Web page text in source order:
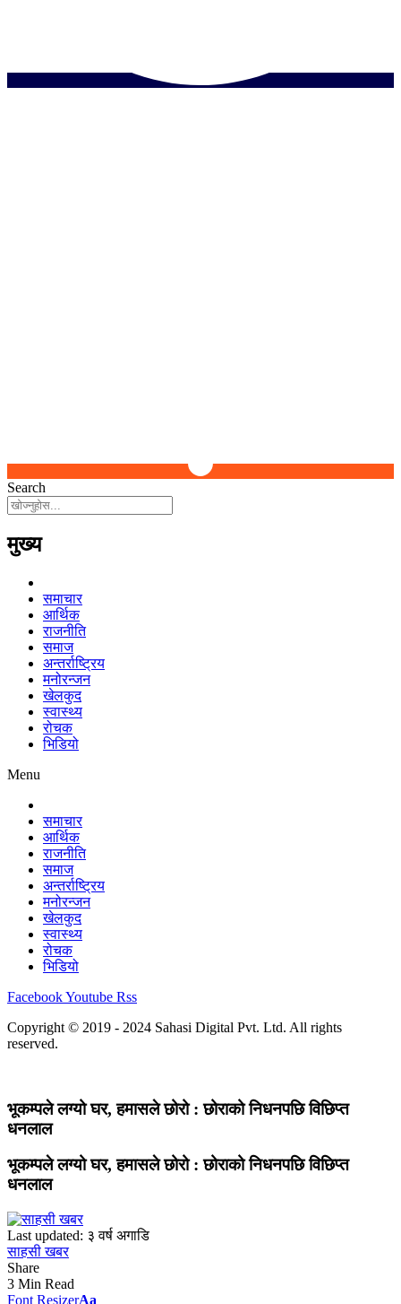
Search
मुख्य
समाचार
आर्थिक
राजनीति
समाज
अन्तर्राष्ट्रिय
मनोरन्जन
खेलकुद
स्वास्थ्य
रोचक
भिडियो
Menu
समाचार
आर्थिक
राजनीति
समाज
अन्तर्राष्ट्रिय
मनोरन्जन
खेलकुद
स्वास्थ्य
रोचक
भिडियो
FacebookYoutube Rss
Copyright © 2019 - 2024 Sahasi Digital Pvt. Ltd. All rights
reserved.
भूकम्पले लग्यो घर, हमासले छोरो : छोराको निधनपछि विछिप्त
धनलाल
भूकम्पले लग्यो घर, हमासले छोरो : छोराको निधनपछि विछिप्त
धनलाल
Last updated: ३ वर्ष अगाडि
साहसी खबर
Share
3 Min Read
Font ResizerAa